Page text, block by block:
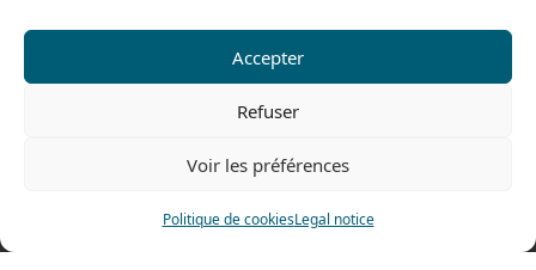
Accepter
Refuser
Voir les préférences
Politique de cookiesLegal notice
478 rue Alexandre Richetta